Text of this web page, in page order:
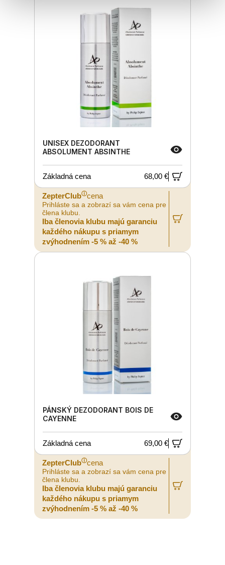
UNISEX DEZODORANT
ABSOLUMENT ABSINTHE
Základná cena 68,00 €
ZepterClubⓘcena
Prihláste sa a zobrazí sa vám cena pre
člena klubu.
Iba členovia klubu majú garanciu
každého nákupu s priamym
zvýhodnením -5 % až -40 %
PÁNSKÝ DEZODORANT BOIS DE
CAYENNE
Základná cena 69,00 €
ZepterClubⓘcena
Prihláste sa a zobrazí sa vám cena pre
člena klubu.
Iba členovia klubu majú garanciu
každého nákupu s priamym
zvýhodnením -5 % až -40 %